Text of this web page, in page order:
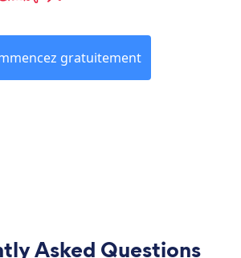
gratuitement
Asked Questions